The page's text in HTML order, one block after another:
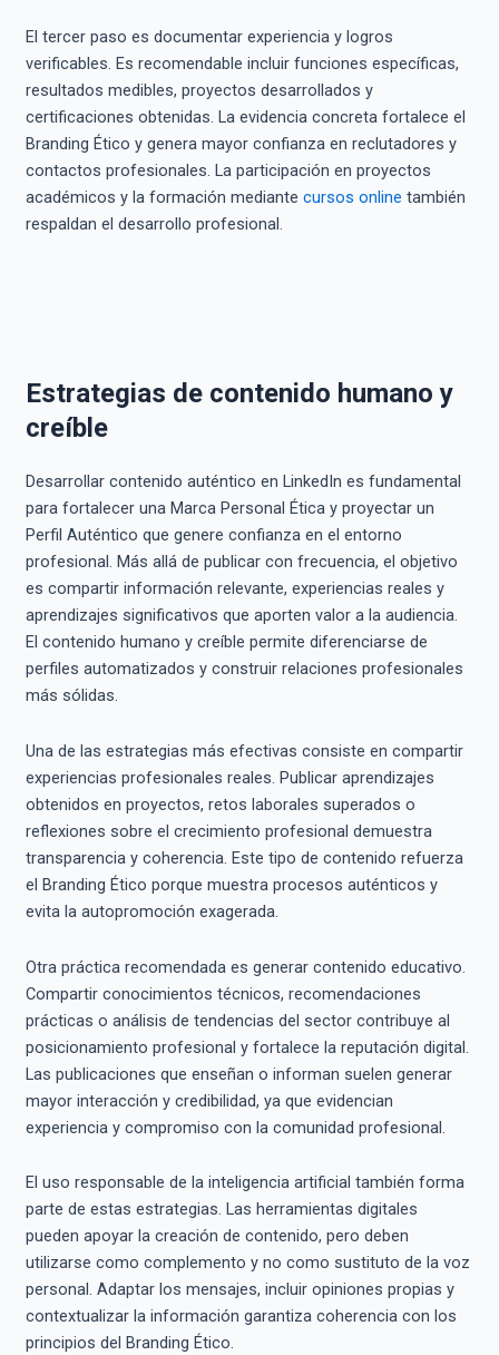
El tercer paso es documentar experiencia y logros
verificables. Es recomendable incluir funciones específicas,
resultados medibles, proyectos desarrollados y
certificaciones obtenidas. La evidencia concreta fortalece el
Branding Ético y genera mayor confianza en reclutadores y
contactos profesionales. La participación en proyectos
académicos y la formación mediante cursos online también
respaldan el desarrollo profesional.
Estrategias de contenido humano y
creíble
Desarrollar contenido auténtico en LinkedIn es fundamental
para fortalecer una Marca Personal Ética y proyectar un
Perfil Auténtico que genere confianza en el entorno
profesional. Más allá de publicar con frecuencia, el objetivo
es compartir información relevante, experiencias reales y
aprendizajes significativos que aporten valor a la audiencia.
El contenido humano y creíble permite diferenciarse de
perfiles automatizados y construir relaciones profesionales
más sólidas.
Una de las estrategias más efectivas consiste en compartir
experiencias profesionales reales. Publicar aprendizajes
obtenidos en proyectos, retos laborales superados o
reflexiones sobre el crecimiento profesional demuestra
transparencia y coherencia. Este tipo de contenido refuerza
el Branding Ético porque muestra procesos auténticos y
evita la autopromoción exagerada.
Otra práctica recomendada es generar contenido educativo.
Compartir conocimientos técnicos, recomendaciones
prácticas o análisis de tendencias del sector contribuye al
posicionamiento profesional y fortalece la reputación digital.
Las publicaciones que enseñan o informan suelen generar
mayor interacción y credibilidad, ya que evidencian
experiencia y compromiso con la comunidad profesional.
El uso responsable de la inteligencia artificial también forma
parte de estas estrategias. Las herramientas digitales
pueden apoyar la creación de contenido, pero deben
utilizarse como complemento y no como sustituto de la voz
personal. Adaptar los mensajes, incluir opiniones propias y
contextualizar la información garantiza coherencia con los
principios del Branding Ético.